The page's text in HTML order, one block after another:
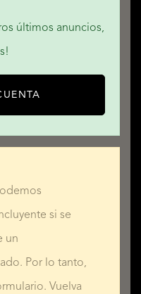
últimos anuncios,
si se
un
Por lo tanto,
Vuelva